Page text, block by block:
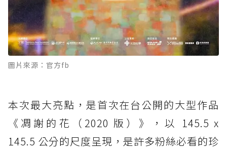
圖片來源：官方fb
本次最大亮點，是首次在台公開的大型作品
《凋謝的花（2020 版）》，以 145.5 x
145.5 公分的尺度呈現，是許多粉絲必看的珍